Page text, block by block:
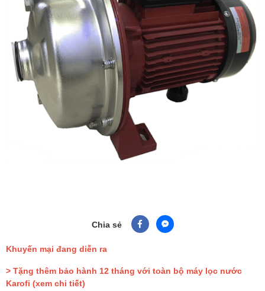
Chia sẻ
Khuyến mại đang diễn ra
> Tặng thêm bảo hành 12 tháng với toàn bộ máy lọc nước
Karofi (xem chi tiết)